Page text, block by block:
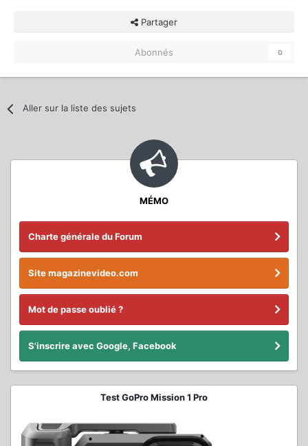
Partager
Abonnés 0
Aller sur la liste des sujets
MÉMO
Charte générale du Forum
Site magazinevideo.com
Mot de passe oublié ?
S'inscrire avec Google, Facebook
Test GoPro Mission 1 Pro